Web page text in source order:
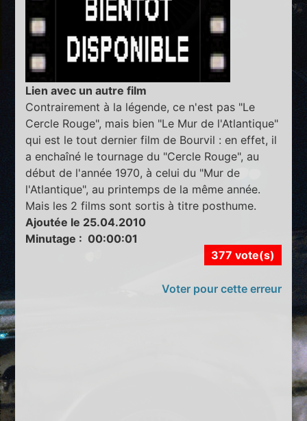
Lien avec un autre film
Contrairement à la légende, ce n'est pas "Le
Cercle Rouge", mais bien "Le Mur de l'Atlantique"
qui est le tout dernier film de Bourvil : en effet, il
a enchaîné le tournage du "Cercle Rouge", au
début de l'année 1970, à celui du "Mur de
l'Atlantique", au printemps de la même année.
Mais les 2 films sont sortis à titre posthume.
Ajoutée le 25.04.2010
Minutage : 00:00:01
377 vote(s)
Voter pour cette erreur